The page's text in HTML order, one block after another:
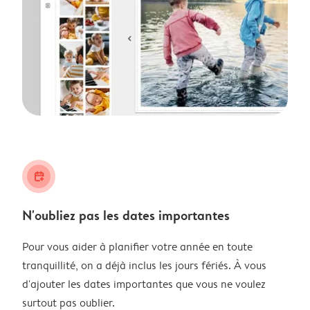
calendar_plus
N'oubliez pas les dates importantes
Pour vous aider à planifier votre année en toute
tranquillité, on a déjà inclus les jours fériés. À vous
d'ajouter les dates importantes que vous ne voulez
surtout pas oublier.